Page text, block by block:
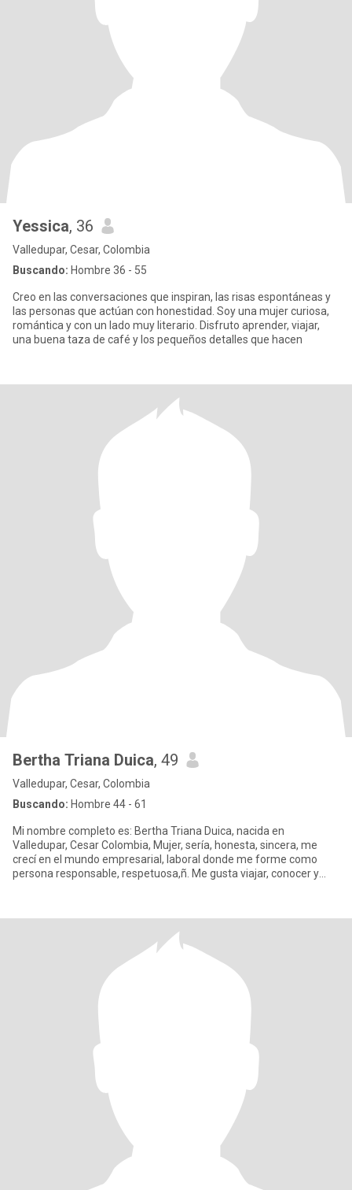
Yessica, 36
Valledupar, Cesar, Colombia
Buscando: Hombre 36 - 55
Creo en las conversaciones que inspiran, las risas espontáneas y
las personas que actúan con honestidad. Soy una mujer curiosa,
romántica y con un lado muy literario. Disfruto aprender, viajar,
una buena taza de café y los pequeños detalles que hacen
Bertha Triana Duica, 49
Valledupar, Cesar, Colombia
Buscando: Hombre 44 - 61
Mi nombre completo es: Bertha Triana Duica, nacida en
Valledupar, Cesar Colombia, Mujer, sería, honesta, sincera, me
crecí en el mundo empresarial, laboral donde me forme como
persona responsable, respetuosa,ñ. Me gusta viajar, conocer y